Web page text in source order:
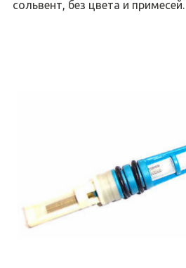
сольвент, без цвета и примесей.